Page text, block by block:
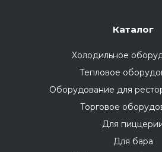
Каталог
Холодильное
Тепловое
Оборудование для
Торговое
Для
Для бара